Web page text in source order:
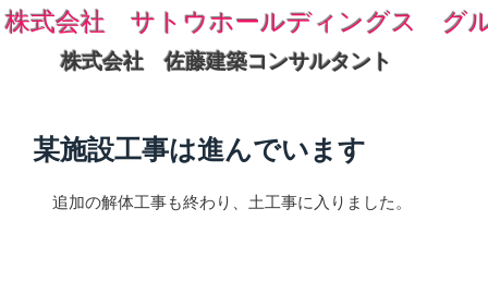
株式会社 サトウホールディングス グ
株式会社 佐藤建築コンサルタント
某施設工事は進んでいます
追加の解体工事も終わり、土工事に入りました。